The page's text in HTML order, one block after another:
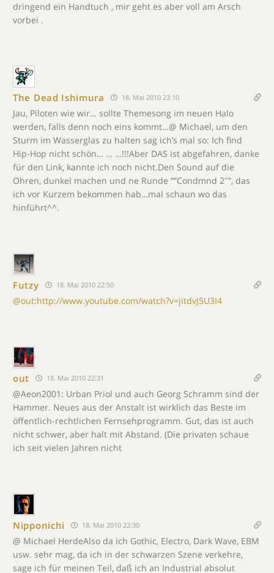
dringend ein Handtuch , mir geht es aber voll am Arsch
vorbei .
The Dead Ishimura 18. Mai 2010 23:10
Jau, Piloten wie wir… sollte Themesong im neuen Halo
werden, falls denn noch eins kommt…@ Michael, um den
Sturm im Wasserglas zu halten sag ich’s mal so: Ich find
Hip-Hop nicht schön… … …!!!Aber DAS ist abgefahren, danke
für den Link, kannte ich noch nicht.Den Sound auf die
Ohren, dunkel machen und ne Runde “”Condmnd 2″”, das
ich vor Kurzem bekommen hab…mal schaun wo das
hinführt^^.
Futzy 18. Mai 2010 22:50
@out:http://www.youtube.com/watch?v=jitdvJ5U3I4
out 18. Mai 2010 22:31
@Aeon2001: Urban Priol und auch Georg Schramm sind der
Hammer. Neues aus der Anstalt ist wirklich das Beste im
öffentlich-rechtlichen Fernsehprogramm. Gut, das ist auch
nicht schwer, aber halt mit Abstand. (Die privaten schaue
ich seit vielen Jahren nicht
Nipponichi 18. Mai 2010 22:30
@ Michael HerdeAlso da ich Gothic, Electro, Dark Wave, EBM
usw. sehr mag, da ich in der schwarzen Szene verkehre,
sage ich für meinen Teil, daß ich an Industrial absolut